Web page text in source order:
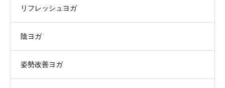
リフレッシュヨガ
陰ヨガ
姿勢改善ヨガ